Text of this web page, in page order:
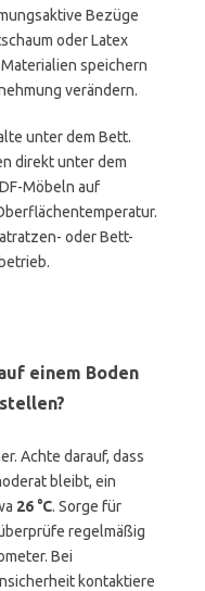
Bezüge
oder Latex
speichern
verändern.
unter dem Bett.
direkt unter dem
Möbeln auf
oder Bett-
einem Boden
Achte darauf, dass
bleibt, ein
26 °C. Sorge für
regelmäßig
Bei
kontaktiere